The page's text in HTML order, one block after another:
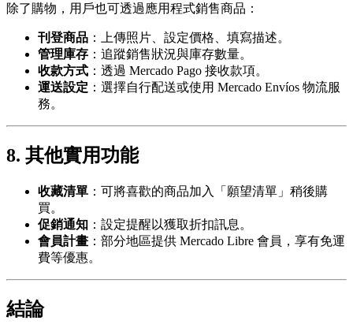
除了購物，用戶也可透過應用程式銷售商品：
刊登商品 ：上傳照片、設定價格、填寫描述。
管理庫存 ：追蹤銷售狀況與庫存數量。
收款方式 ：透過 Mercado Pago 接收款項。
運送設定 ：選擇自行配送或使用 Mercado Envíos 物流服
務。
8. 其他實用功能
收藏清單 ：可將喜歡的商品加入「願望清單」稍後購
買。
促銷通知 ：設定提醒以獲取折扣訊息。
會員計畫 ：部分地區提供 Mercado Libre 會員，享有免運
費等優惠。
結論